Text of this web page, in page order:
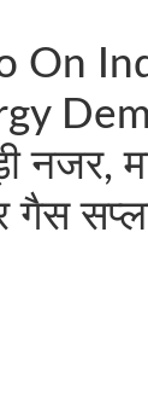
On
नजर,